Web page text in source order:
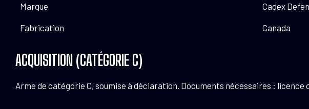
Marque Cadex
Fabrication Canada
ACQUISITION (CATÉGORIE C)
Arme de catégorie C, soumise à déclaration. Documents nécessaires :